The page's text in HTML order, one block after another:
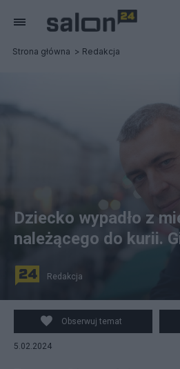
Strona główna Redakcja
fot. Facebook.com
Dziecko wypadło z
należącego do kurii.
Redakcja
Obserwuj temat
5.02.2024